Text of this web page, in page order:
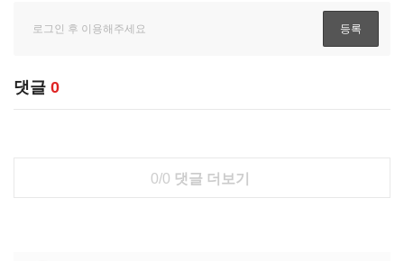
댓글 0
0/0 댓글 더보기